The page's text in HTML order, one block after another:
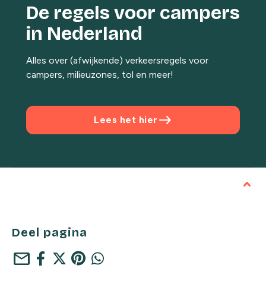
De regels voor campers
in Nederland
Alles over (afwijkende) verkeersregels voor
campers, milieuzones, tol en meer!
east
Lees het hier
Deel pagina
mail